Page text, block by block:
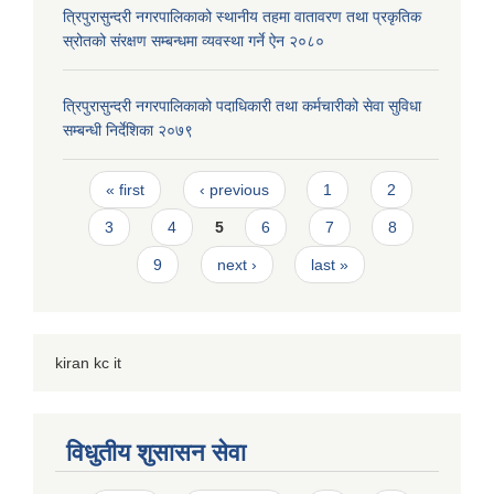
त्रिपुरासुन्दरी नगरपालिकाको स्थानीय तहमा वातावरण तथा प्रकृतिक
स्रोतको संरक्षण सम्बन्धमा व्यवस्था गर्ने ऐन २०८०
त्रिपुरासुन्दरी नगरपालिकाको पदाधिकारी तथा कर्मचारीको सेवा सुविधा
सम्बन्धी निर्देशिका २०७९
Pages
« first ‹ previous 1 2
3 4 5 6 7 8
9 next › last »
kiran kc it
विधुतीय शुसासन सेवा